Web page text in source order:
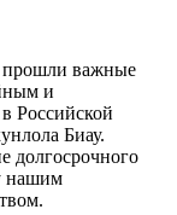
прошли важные
и
Российской
Биау.
долгосрочного
нашим